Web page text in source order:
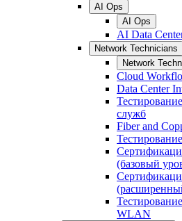
AI Ops
AI Ops
AI Data
Network Technicians
Network
Cloud
Data Center
служб
Fiber and
(базовый
WLAN